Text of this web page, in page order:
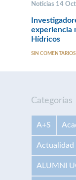
Noticias 14
experiencia
Hídricos
SIN COMENTARIOS
Categorías
A+S
Actualidad
ALUMNI